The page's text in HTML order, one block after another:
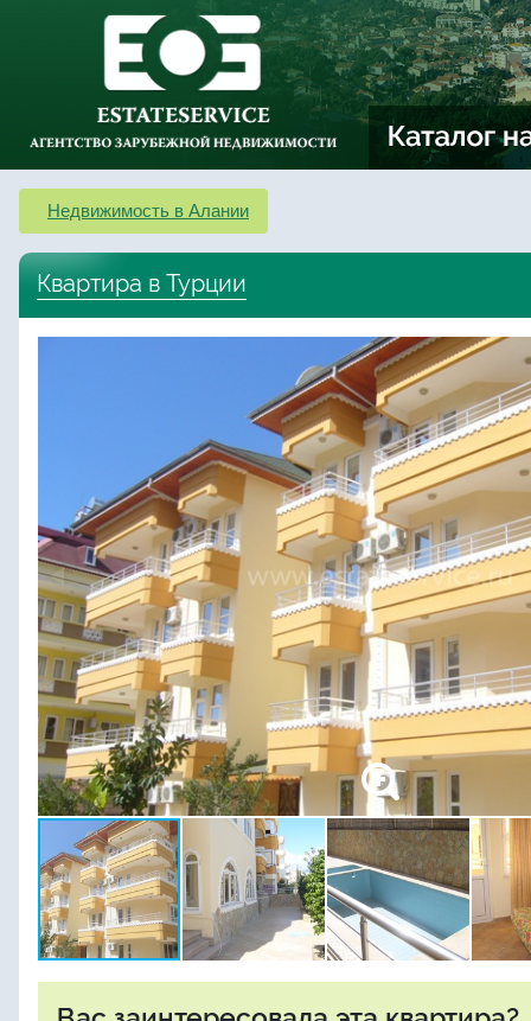
Недвижимость в Алании
Квартира в Турции